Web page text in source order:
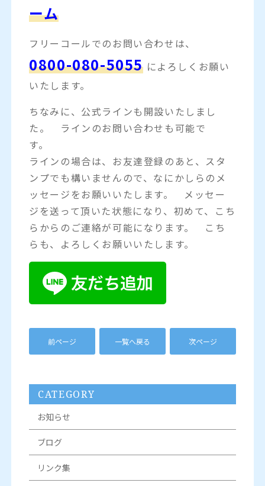
ーム
フリーコールでのお問い合わせは、
0800-080-5055 によろしくお願い
いたします。
ちなみに、公式ラインも開設いたしまし
た。 ラインのお問い合わせも可能で
す。
ラインの場合は、お友達登録のあと、スタ
ンプでも構いませんので、なにかしらのメ
ッセージをお願いいたします。 メッセー
ジを送って頂いた状態になり、初めて、こち
らからのご連絡が可能になります。 こち
らも、よろしくお願いいたします。
前ページ 一覧へ戻る 次ページ
CATEGORY
お知らせ
ブログ
リンク集